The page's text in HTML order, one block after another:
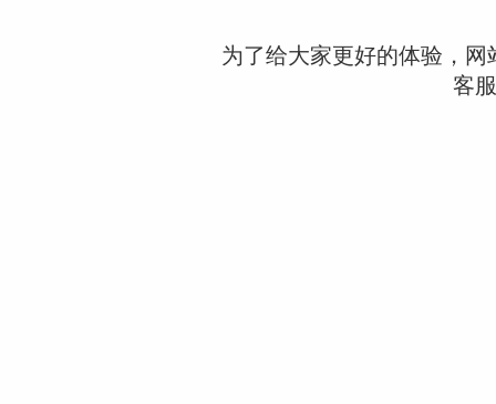
为了给大家更好的体验，
客